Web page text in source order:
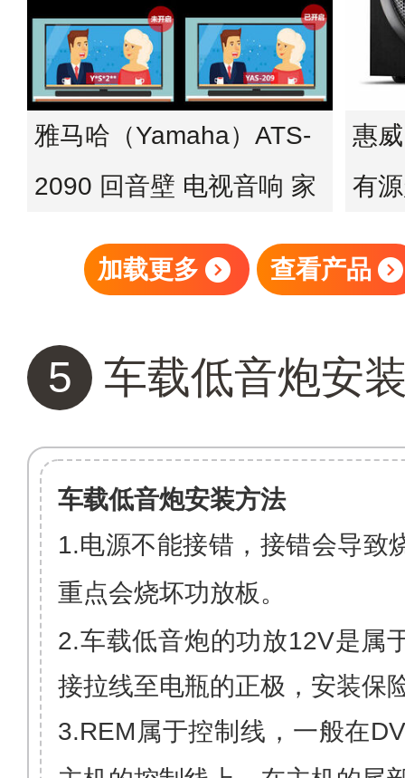
雅马哈（Yamaha）ATS-
2090 回音壁 电视音响 家
庭影院 客厅家用家庭音响
蓝牙音箱 无线低音炮
WIFI 进口
惠
有
10
加载更多
查看产品
5 车载低音炮安
车载低音炮安装方法
1.电源不能接错，接错会导致
重点会烧坏功放板。
2.车载低音炮的功放12V是属
接拉线至电瓶的正极，安装保
3.REM 属于控制线，一般在